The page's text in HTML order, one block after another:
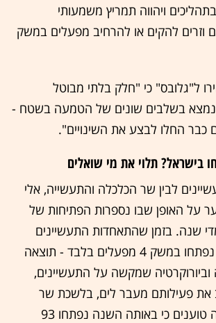
ויהווה תמריץ משמעותי
וזרים להקים או להרחיב מפעלים במשק
ל"גלובס" כי "חלק בלתי מבוטל
בשלבים שונים של הטמעה בשטח -
כבר החלו לבצע את השינויים".
בישראל? תלוי את מי שואלים
לבין שר הכלכלה והתעשייה, אלי
על האופן שבו נספרות הפתיחות של
שנה. בזמן שהתאחדות התעשיינים
טוענת שב-2017 נפתחו במשק 4 מפעלים בלבד - תוצאה
שמקשה על התעשיינים,
את פעילותם מעבר לים, בלשכת שר
הכלכלה והתעשייה טוענים כי באותה השנה נפתחו 93